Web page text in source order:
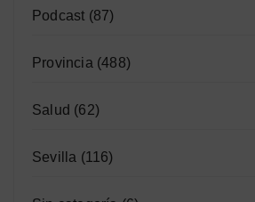
Podcast (87)
Provincia (488)
Salud (62)
Sevilla (116)